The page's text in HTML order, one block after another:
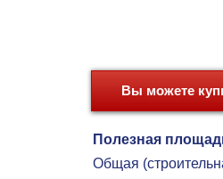
Вы можете
Полезная
Общая